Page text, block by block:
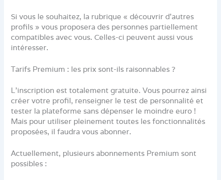
Si vous le souhaitez, la rubrique « découvrir d’autres
profils » vous proposera des personnes partiellement
compatibles avec vous. Celles-ci peuvent aussi vous
intéresser.
Tarifs Premium : les prix sont-ils raisonnables ?
L’inscription est totalement gratuite. Vous pourrez ainsi
créer votre profil, renseigner le test de personnalité et
tester la plateforme sans dépenser le moindre euro !
Mais pour utiliser pleinement toutes les fonctionnalités
proposées, il faudra vous abonner.
Actuellement, plusieurs abonnements Premium sont
possibles :